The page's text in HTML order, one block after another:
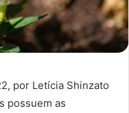
por Letícia Shinzato
possuem as